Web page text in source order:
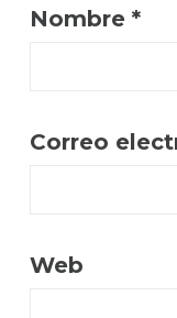
Nombre *
Correo
Web